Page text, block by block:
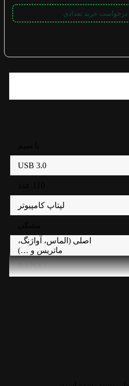
درخواست خرید تعدادی
USB 3.0
لپتاپ کامپیوتر
اصلی (الماس، آواژنگ،
ماتریس و …)
RAPOO